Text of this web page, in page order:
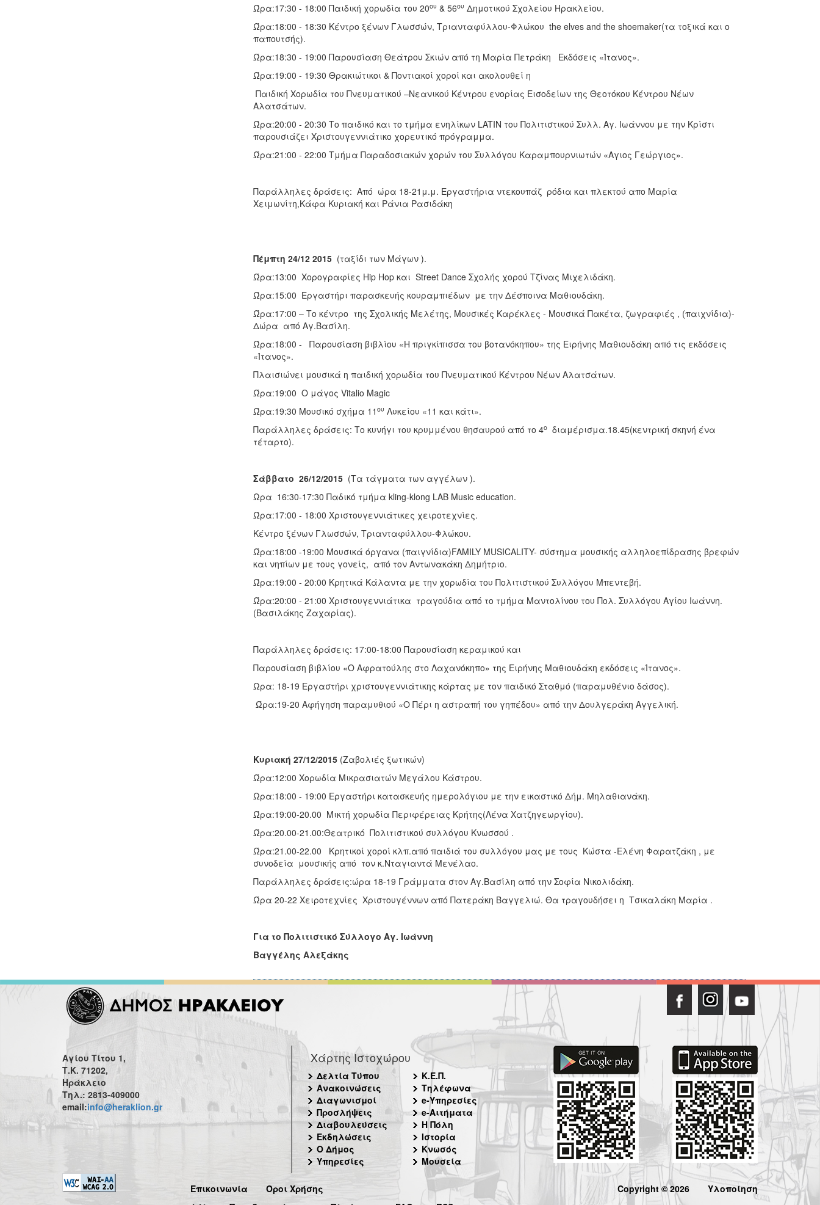
Ώρα:17:30 - 18:00 Παιδική χορωδία του 20ου & 56ου Δημοτικού Σχολείου Ηρακλείου.
Ώρα:18:00 - 18:30 Κέντρο ξένων Γλωσσών, Τριανταφύλλου-Φλώκου the elves and the shoemaker(τα τοξικά και ο
παπουτσής).
Ώρα:18:30 - 19:00 Παρουσίαση Θεάτρου Σκιών από τη Μαρία Πετράκη Εκδόσεις «Ίτανος».
Ώρα:19:00 - 19:30 Θρακιώτικοι & Ποντιακοί χοροί και ακολουθεί η
Παιδική Χορωδία του Πνευματικού –Νεανικού Κέντρου ενορίας Εισοδείων της Θεοτόκου Κέντρου Νέων
Αλατσάτων.
Ώρα:20:00 - 20:30 Το παιδικό και το τμήμα ενηλίκων LATIN του Πολιτιστικού Συλλ. Αγ. Ιωάννου με την Κρίστι
παρουσιάζει Χριστουγεννιάτικο χορευτικό πρόγραμμα.
Ώρα:21:00 - 22:00 Τμήμα Παραδοσιακών χορών του Συλλόγου Καραμπουρνιωτών «Αγιος Γεώργιος».
Παράλληλες δράσεις: Από ώρα 18-21μ.μ. Εργαστήρια ντεκουπάζ ρόδια και πλεκτού απο Μαρία
Χειμωνίτη,Κάφα Κυριακή και Ράνια Ρασιδάκη
Πέμπτη 24/12 2015(ταξίδι των Μάγων ).
Ώρα:13:00 Χορογραφίες Hip Hop και Street Dance Σχολής χορού Τζίνας Μιχελιδάκη.
Ώρα:15:00 Εργαστήρι παρασκευής κουραμπιέδων με την Δέσποινα Μαθιουδάκη.
Ώρα:17:00 – Το κέντρο της Σχολικής Μελέτης, Μουσικές Καρέκλες - Μουσικά Πακέτα, ζωγραφιές , (παιχνίδια)-
Δώρα από Αγ.Βασίλη.
Ώρα:18:00 - Παρουσίαση βιβλίου «Η πριγκίπισσα του βοτανόκηπου» της Ειρήνης Μαθιουδάκη από τις εκδόσεις
«Ίτανος».
Πλαισιώνει μουσικά η παιδική χορωδία του Πνευματικού Κέντρου Νέων Αλατσάτων.
Ώρα:19:00 Ο μάγος Vitalio Magic
Ώρα:19:30 Μουσικό σχήμα 11 ου Λυκείου «11 και κάτι».
Παράλληλες δράσεις: Το κυνήγι του κρυμμένου θησαυρού από το 4οδιαμέρισμα.18.45(κεντρική σκηνή ένα
τέταρτο).
Σάββατο 26/12/2015 (Τα τάγματα των αγγέλων ).
Ωρα 16:30-17:30 Παδικό τμήμα kling-klong LAB Music education.
Ώρα:17:00 - 18:00 Χριστουγεννιάτικες χειροτεχνίες.
Κέντρο ξένων Γλωσσών, Τριανταφύλλου-Φλώκου.
Ώρα:18:00 -19:00 Μουσικά όργανα (παιγνίδια)FAMILY MUSICALITY- σύστημα μουσικής αλληλοεπίδρασης βρεφών
και νηπίων με τους γονείς, από τον Αντωνακάκη Δημήτριο.
Ώρα:19:00 - 20:00 Κρητικά Κάλαντα με την χορωδία του Πολιτιστικού Συλλόγου Μπεντεβή.
Ώρα:20:00 - 21:00 Χριστουγεννιάτικα τραγούδια από το τμήμα Μαντολίνου του Πολ. Συλλόγου Αγίου Ιωάννη.
(Βασιλάκης Ζαχαρίας).
Παράλληλες δράσεις: 17:00-18:00 Παρουσίαση κεραμικού και
Παρουσίαση βιβλίου «Ο Αφρατούλης στο Λαχανόκηπο» της Ειρήνης Μαθιουδάκη εκδόσεις «Ίτανος».
Ωρα: 18-19 Εργαστήρι χριστουγεννιάτικης κάρτας με τον παιδικό Σταθμό (παραμυθένιο δάσος).
Ώρα:19-20 Αφήγηση παραμυθιού «Ο Πέρι η αστραπή του γηπέδου» από την Δουλγεράκη Αγγελική.
Κυριακή 27/12/2015(Ζαβολιές ξωτικών)
Ώρα:12:00 Χορωδία Μικρασιατών Μεγάλου Κάστρου.
Ωρα:18:00 - 19:00 Εργαστήρι κατασκευής ημερολόγιου με την εικαστικό Δήμ. Μηλαθιανάκη.
Ώρα:19:00-20.00 Μικτή χορωδία Περιφέρειας Κρήτης(Λένα Χατζηγεωργίου).
Ώρα:20.00-21.00:Θεατρικό Πολιτιστικού συλλόγου Κνωσσού .
Ώρα:21.00-22.00 Κρητικοί χοροί κλπ.από παιδιά του συλλόγου μας με τους Κώστα -Ελένη Φαρατζάκη , με
συνοδεία μουσικής από τον κ.Νταγιαντά Μενέλαο.
Παράλληλες δράσεις:ώρα 18-19 Γράμματα στον Αγ.Βασίλη από την Σοφία Νικολιδάκη.
Ώρα 20-22 Χειροτεχνίες Χριστουγέννων από Πατεράκη Βαγγελιώ. Θα τραγουδήσει η Τσικαλάκη Μαρία .
Για το Πολιτιστικό Σύλλογο Αγ. Ιωάννη
Βαγγέλης Αλεξάκης
Αγίου Τίτου 1,
Τ.Κ. 71202,
Ηράκλειο
Τηλ.: 2813-409000
email:info@heraklion.gr
Χάρτης Ιστοχώρου
Δελτία Τύπου
Ανακοινώσεις
Διαγωνισμοί
Προσλήψεις
Διαβουλεύσεις
Εκδηλώσεις
Ο Δήμος
Υπηρεσίες
Κ.Ε.Π.
Τηλέφωνα
e-Υπηρεσίες
e-Αιτήματα
Η Πόλη
Ιστορία
Κνωσός
Μουσεία
Επικοινωνία
Όροι Χρήσης
Copyright © 2026 Υλοποίηση